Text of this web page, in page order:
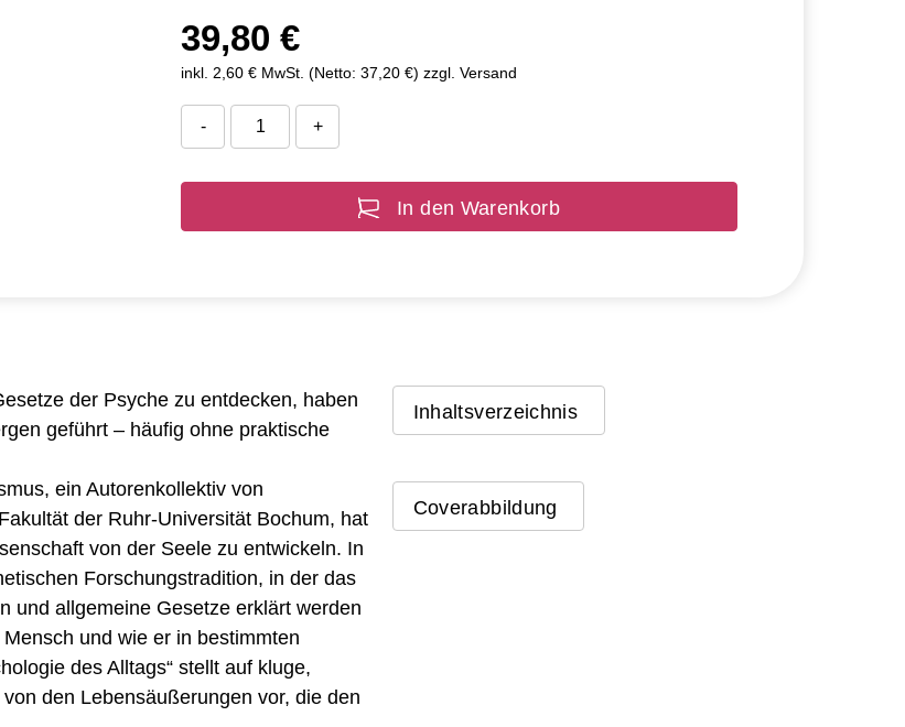
39,80 €
inkl. 2,60 € MwSt. (Netto: 37,20 €) zzgl. Versand
- +
In den Warenkorb
der Psyche zu entdecken, haben
geführt – häufig ohne praktische
ein Autorenkollektiv von
der Ruhr-Universität Bochum, hat
von der Seele zu entwickeln. In
Forschungstradition, in der das
und allgemeine Gesetze erklärt werden
und wie er in bestimmten
des Alltags“ stellt auf kluge,
den Lebensäußerungen vor, die den
Inhaltsverzeichnis
Coverabbildung